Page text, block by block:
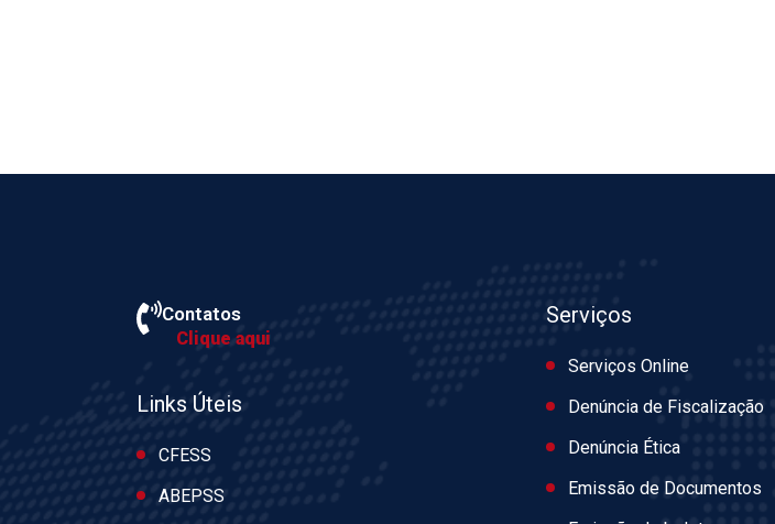
Contatos
Clique aqui
Links Úteis
CFESS
ABEPSS
Serviços
Serviços Online
Denúncia de Fiscalização
Denúncia Ética
Emissão de Documentos